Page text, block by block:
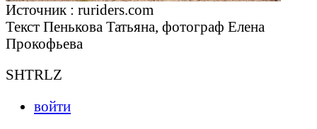
Источник : ruriders.com
Текст Пенькова Татьяна, фотограф Елена
Прокофьева
SHTRLZ
войти